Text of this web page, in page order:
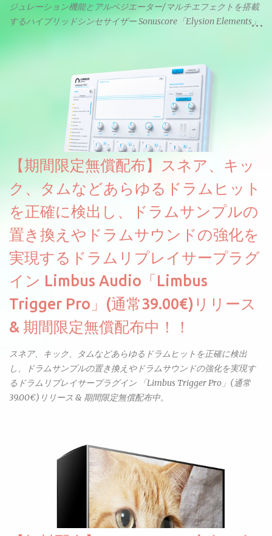
ジュレーション機能とアルペジエーター/マルチエフェクトを搭載
するハイブリッドシンセサイザー Sonuscore「Elysion Elements」
えるようになっています。総容量も7GBを超えます。複数の設定に
より音色が作りこまれているため、あらかじめアルペジオがプロ
グラムされているプリセットも多いですが、アルペジオを切るこ
とももちろんできます。 ほとんどのシンセライブラリは、音を一
度サンプリングしてベロシティで音量を調整します。 しかし、
ELYSIONは違います。ビンテージシンセを含む様々な音源から、
複数のベロシティレイヤーにわたって録音し、各レイヤーを整形
することで、弱く演奏した場合と強く演奏した場合で、全く異な
る音色が得られます。単に音量を変えただけの同じ音ではありま
せん。
【期間限定無償配布】スネア、キッ
ク、タムなどあらゆるドラムヒット
を正確に検出し、ドラムサンプルの
置き換えやドラムサウンドの強化を
実現するドラムリプレイサープラグ
イン Limbus Audio「Limbus
Trigger Pro」(通常39.00€)リリース
& 期間限定無償配布中！！
スネア、キック、タムなどあらゆるドラムヒットを正確に検出
し、ドラムサンプルの置き換えやドラムサウンドの強化を実現す
るドラムリプレイサープラグイン 「Limbus Trigger Pro」(通常
39.00€)リリース & 期間限定無償配布中。